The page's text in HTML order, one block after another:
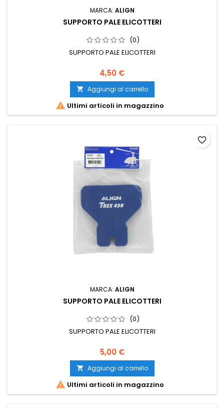
MARCA: ALIGN
SUPPORTO PALE ELICOTTERI
(0)
SUPPORTO PALE ELICOTTERI
4,50 €
 Aggiungi al carrello
 Ultimi articoli in magazzino
MARCA: ALIGN
SUPPORTO PALE ELICOTTERI
(0)
SUPPORTO PALE ELICOTTERI
5,00 €
 Aggiungi al carrello
 Ultimi articoli in magazzino
favorite_border